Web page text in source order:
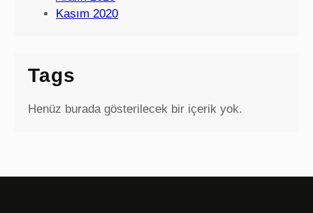
Kasım 2020
Tags
Henüz burada gösterilecek bir içerik yok.